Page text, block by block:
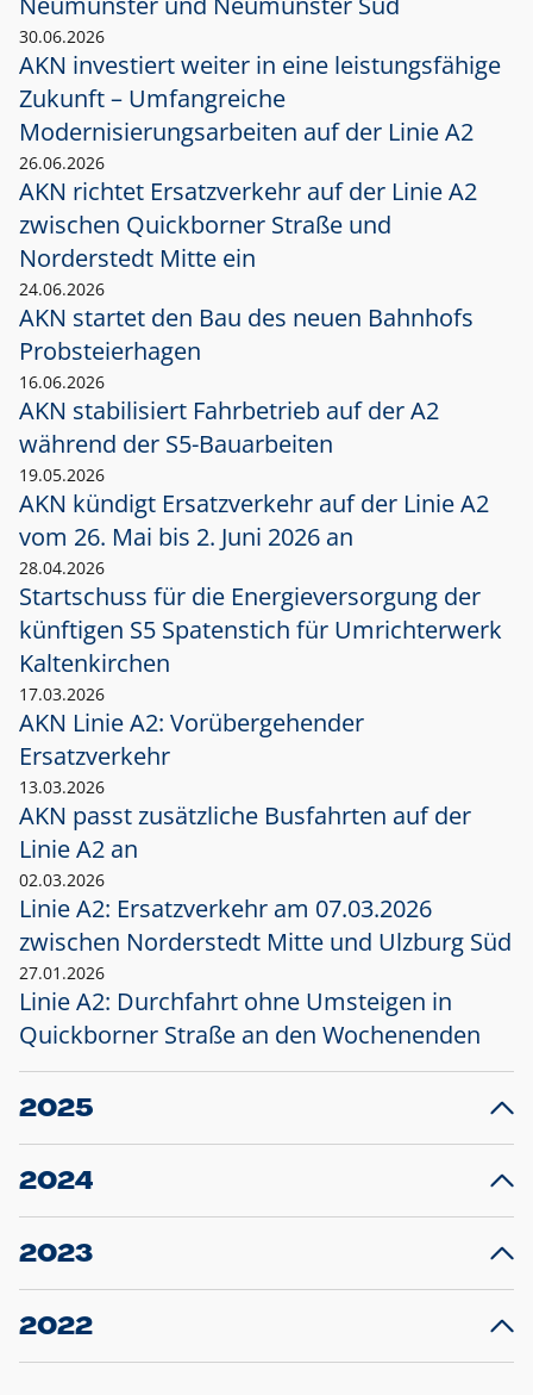
30.06.2026
AKN investiert weiter in eine leistungsfähige
Zukunft – Umfangreiche
Modernisierungsarbeiten auf der Linie A2
26.06.2026
AKN richtet Ersatzverkehr auf der Linie A2
zwischen Quickborner Straße und
Norderstedt Mitte ein
24.06.2026
AKN startet den Bau des neuen Bahnhofs
Probsteierhagen
16.06.2026
AKN stabilisiert Fahrbetrieb auf der A2
während der S5-Bauarbeiten
19.05.2026
AKN kündigt Ersatzverkehr auf der Linie A2
vom 26. Mai bis 2. Juni 2026 an
28.04.2026
Startschuss für die Energieversorgung der
künftigen S5 Spatenstich für Umrichterwerk
Kaltenkirchen
17.03.2026
AKN Linie A2: Vorübergehender
Ersatzverkehr
13.03.2026
AKN passt zusätzliche Busfahrten auf der
Linie A2 an
02.03.2026
Linie A2: Ersatzverkehr am 07.03.2026
zwischen Norderstedt Mitte und Ulzburg Süd
27.01.2026
Linie A2: Durchfahrt ohne Umsteigen in
Quickborner Straße an den Wochenenden
2025
23.12.2025
Projekt S5: Start der Bauarbeiten am
2024
10.12.2024
Großprojekt S5: Sperrung der Bahnstraße in
2023
20.12.2023
Schleswig-Holstein verlängert den
2022
22.12.2022